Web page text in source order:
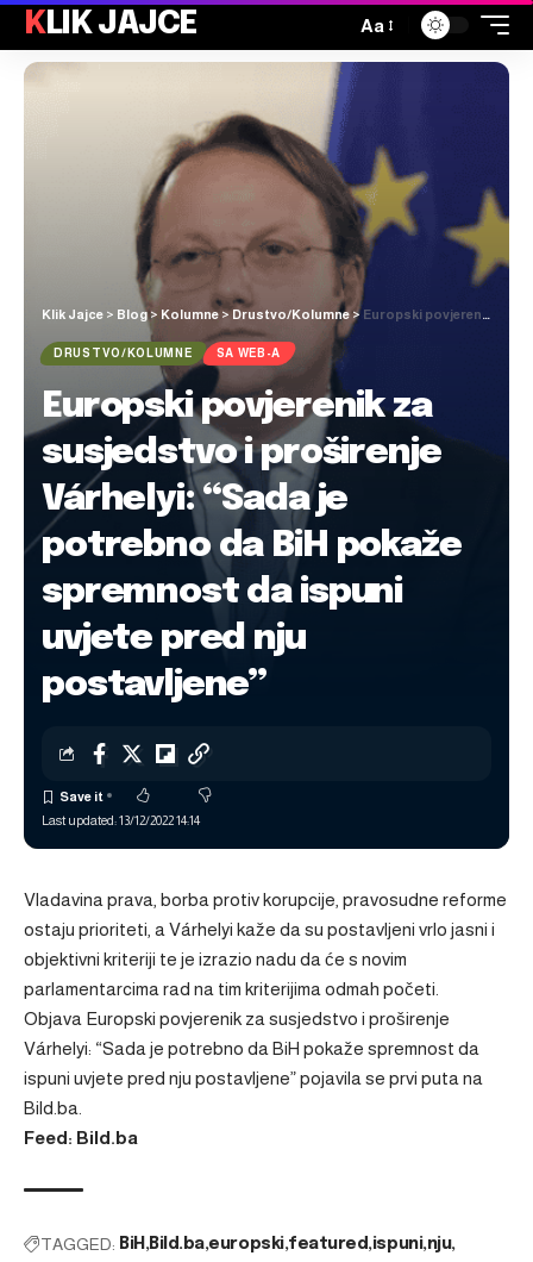
KLIK JAJCE Aa
Klik Jajce > Blog > Kolumne >Drustvo/Kolumne> Europski povjerenik za susjedstvo i proširenje Várhelyi: “Sada je potrebno da BiH pokaže spremnost da ispuni uvjete pred nju postavljene”
DRUSTVO/KOLUMNE SA WEB-A
Europski povjerenik za
susjedstvo i proširenje
Várhelyi: “Sada je
potrebno da BiH pokaže
spremnost da ispuni
uvjete pred nju
postavljene”
Last updated: 13/12/2022 14:14
Vladavina prava, borba protiv korupcije, pravosudne reforme
ostaju prioriteti, a Várhelyi kaže da su postavljeni vrlo jasni i
objektivni kriteriji te je izrazio nadu da će s novim
parlamentarcima rad na tim kriterijima odmah početi.
Objava Europski povjerenik za susjedstvo i proširenje
Várhelyi: “Sada je potrebno da BiH pokaže spremnost da
ispuni uvjete pred nju postavljene”pojavila se prvi puta na
Bild.ba
Feed: Bild.ba
TAGGED: BiH Bild.ba europski featured ispuni nju